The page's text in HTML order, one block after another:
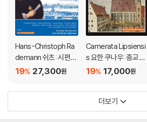
Hans-Christoph Ra
demann 쉬츠: 시편과
평화를 위한 음악 [쉬츠
27,300원
19%
Camerata Lipsiensi
s 요한 쿠나우: 종교음
악 작품 4집 (Johann
Sacred Works Vol.
17,000원
19%
더보기